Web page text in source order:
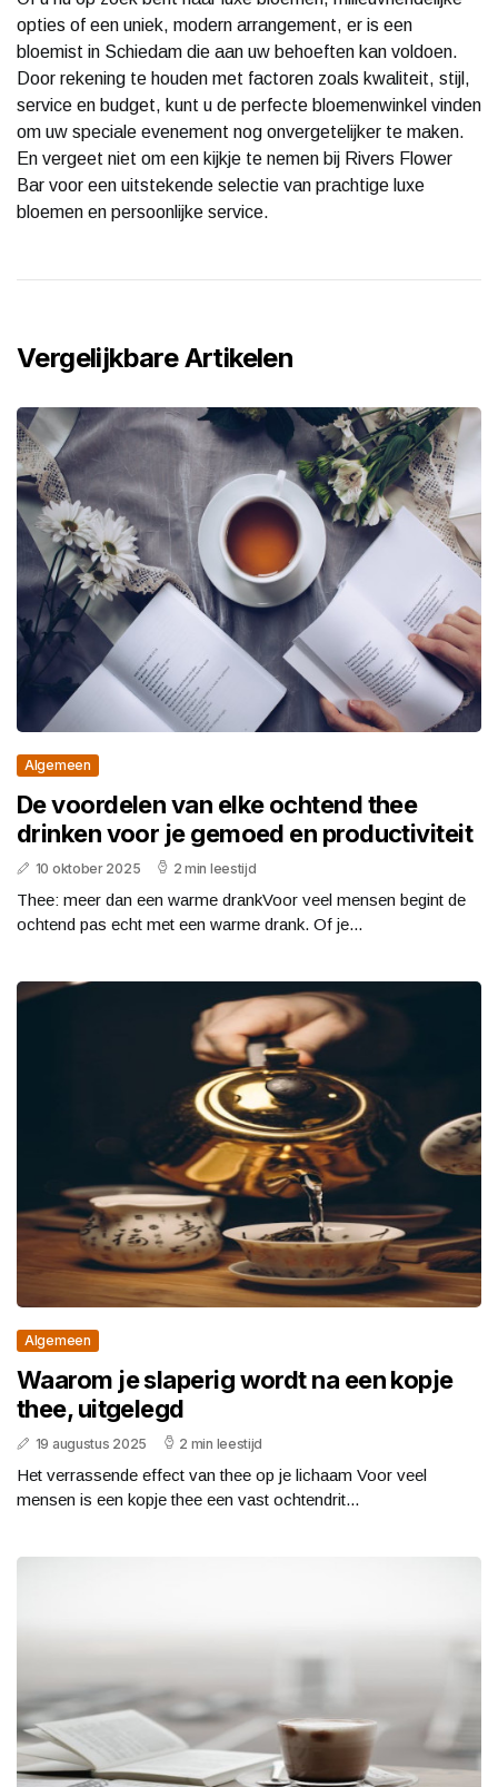
opties of een uniek, modern arrangement, er is een
bloemist in Schiedam die aan uw behoeften kan voldoen.
Door rekening te houden met factoren zoals kwaliteit, stijl,
service en budget, kunt u de perfecte bloemenwinkel vinden
om uw speciale evenement nog onvergetelijker te maken.
En vergeet niet om een kijkje te nemen bij Rivers Flower
Bar voor een uitstekende selectie van prachtige luxe
bloemen en persoonlijke service.
Vergelijkbare Artikelen
Algemeen
De voordelen van elke ochtend thee
drinken voor je gemoed en productiviteit
10 oktober 2025 2 min leestijd
Thee: meer dan een warme drankVoor veel mensen begint de
ochtend pas echt met een warme drank. Of je...
Algemeen
Waarom je slaperig wordt na een kopje
thee, uitgelegd
19 augustus 2025 2 min leestijd
Het verrassende effect van thee op je lichaam Voor veel
mensen is een kopje thee een vast ochtendrit...